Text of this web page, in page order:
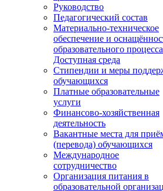
Руководство
Педагогический состав
Материально-техническое
обеспечение и
образовательного
Доступная среда
Стипендии и меры
обучающихся
Платные образовательные
услуги
Финансово-хозяйственная
деятельность
Вакантные места для
(перевода) обучающихся
Международное
сотрудничество
Организация питания в
образовательной